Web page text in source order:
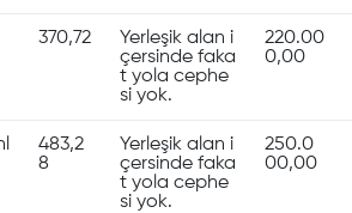
370,72
Yerleşik alan i
çersinde faka
t yola cephe
si yok.
220.00
0,00
483,2
8
Yerleşik alan i
çersinde faka
t yola cephe
si yok.
250.0
00,00